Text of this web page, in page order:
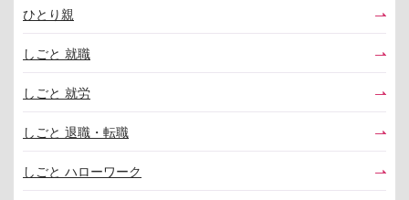
ひとり親
しごと 就職
しごと 就労
しごと 退職・転職
しごと ハローワーク